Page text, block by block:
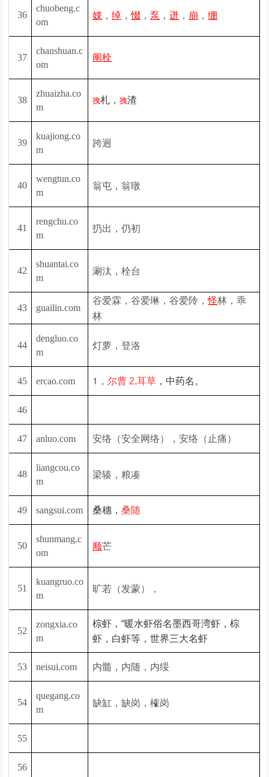
36
chuobeng.c
om
娕 ，绰 ，惙 ，泵 ，迸 ， 崩 ，绷
37
chanshuan.c
om
阐栓
38
zhuaizha.co
m
拽札，拽渣
39
kuajiong.co
m
跨迥
40
wengtun.co
m
翁屯，翁暾
41
rengchu.co
m
扔出，仍初
42
shuantai.co
m
涮汰，栓台
43 guailin.com
谷爱霖，谷爱琳，谷爱阾，怪林，乖
林
44
dengluo.co
m
灯萝，登洛
45 ercao.com 1，尔曹 2,耳草 ，中药名。
46
47 anluo.com 安络（安全网络），安络（止痛）
48
liangcou.co
m
梁辏，粮凑
49 sangsui.com 桑穗，桑随
50
shunmang.c
om
顺芒
51
kuangruo.co
m
旷若（发蒙），
52
zongxia.co
m
棕虾，“暖水虾俗名墨西哥湾虾，棕
虾，白虾等，世界三大名虾
53 neisui.com 内髓，内随，内绥
54
quegang.co
m
缺缸，缺岗，榷岗
55
56